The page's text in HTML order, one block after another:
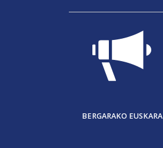
BERGARAKO EUSKARA